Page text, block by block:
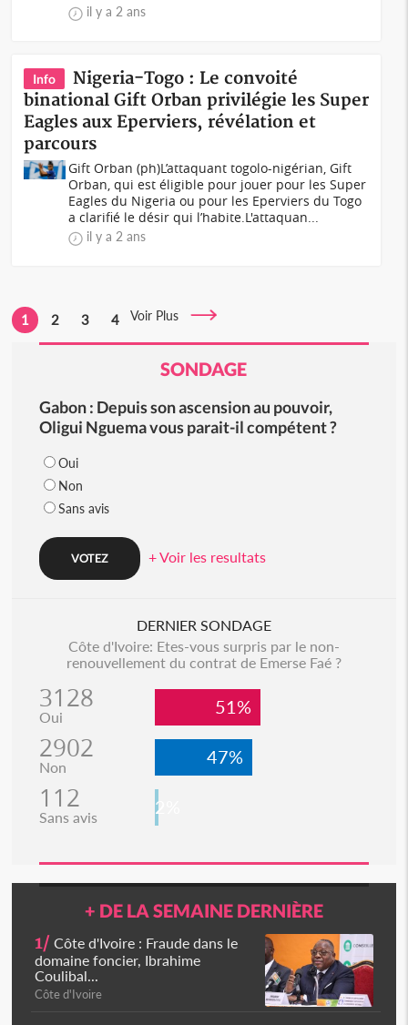
il y a 2 ans
Info
Nigeria-Togo : Le convoité
binational Gift Orban privilégie les Super
Eagles aux Eperviers, révélation et
parcours
Gift Orban (ph)L’attaquant togolo-nigérian, Gift
Orban, qui est éligible pour jouer pour les Super
Eagles du Nigeria ou pour les Eperviers du Togo
a clarifié le désir qui l’habite.L'attaquan...
il y a 2 ans
1 2 3 4 Voir Plus
SONDAGE
Gabon : Depuis son ascension au pouvoir,
Oligui Nguema vous parait-il compétent ?
Oui
Non
Sans avis
+ Voir les resultats
DERNIER SONDAGE
Côte d'Ivoire: Etes-vous surpris par le non-
renouvellement du contrat de Emerse Faé ?
3128
Oui 51%
2902
Non 47%
112
Sans avis 2%
+ DE LA SEMAINE DERNIÈRE
1/ Côte d'Ivoire : Fraude dans le
domaine foncier, Ibrahime
Coulibal...
Côte d'Ivoire